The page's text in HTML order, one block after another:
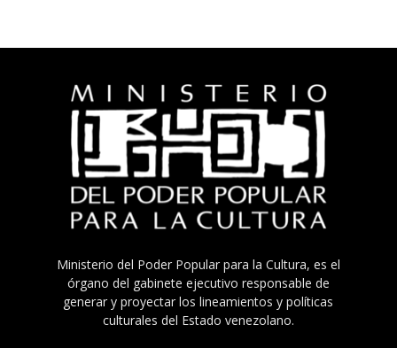
Ministerio del Poder Popular para la Cultura, es el
órgano del gabinete ejecutivo responsable de
generar y proyectar los lineamientos y políticas
culturales del Estado venezolano.